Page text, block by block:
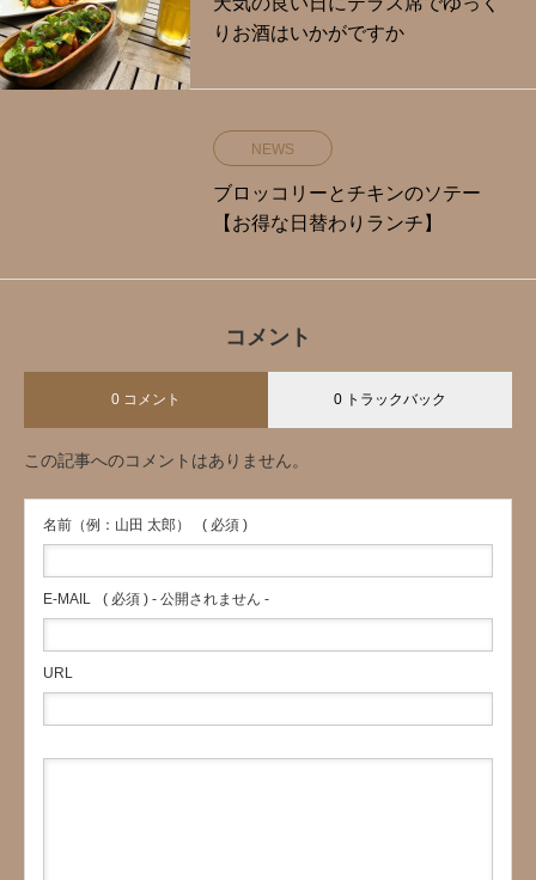
りお酒はいかがですか️
NEWS
ブロッコリーとチキンのソテー
【お得な日替わりランチ】
コメント
0 コメント 0 トラックバック
この記事へのコメントはありません。
名前（例：山田 太郎） ( 必須 )
E-MAIL ( 必須 ) - 公開されません -
URL